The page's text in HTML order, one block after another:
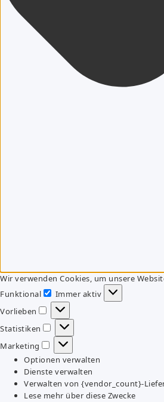
Wir verwenden Cookies, um unsere
Funktional
Funktional
Immer aktiv
Vorlieben
Vorlieben
Statistiken
Statistiken
Marketing
Marketing
Optionen verwalten
Dienste verwalten
Verwalten von {vendor_count}-
Lese mehr über diese Zwecke